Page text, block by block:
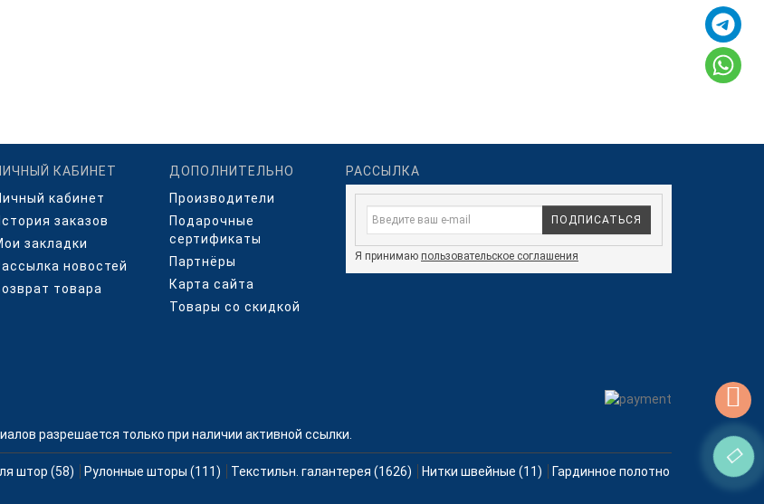
КАБИНЕТ
кабинет
заказов
закладки
новостей
товара
ДОПОЛНИТЕЛЬНО
Производители
Подарочные
сертификаты
Партнёры
Карта сайта
Товары со скидкой
РАССЫЛКА
ПОДПИСАТЬСЯ
Я принимаю пользовательское соглашения
разрешается только при наличии активной ссылки.
штор (58) Рулонные шторы (111) Текстильн. галантерея (1626) Нитки швейные (11)
Гардинное полотно